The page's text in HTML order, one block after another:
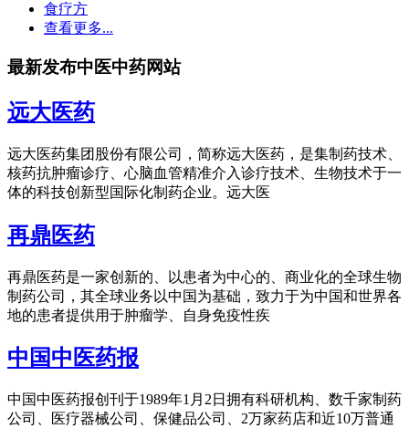
食疗方
查看更多...
最新发布中医中药网站
远大医药
远大医药集团股份有限公司，简称远大医药，是集制药技术、
核药抗肿瘤诊疗、心脑血管精准介入诊疗技术、生物技术于一
体的科技创新型国际化制药企业。远大医
再鼎医药
再鼎医药是一家创新的、以患者为中心的、商业化的全球生物
制药公司，其全球业务以中国为基础，致力于为中国和世界各
地的患者提供用于肿瘤学、自身免疫性疾
中国中医药报
中国中医药报创刊于1989年1月2日拥有科研机构、数千家制药
公司、医疗器械公司、保健品公司、2万家药店和近10万普通